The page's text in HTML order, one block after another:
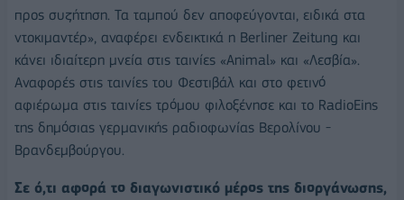
προς συζήτηση. Τα ταμπού δεν αποφεύγονται, ειδικά στα
ντοκιμαντέρ», αναφέρει ενδεικτικά η Berliner Zeitung και
κάνει ιδιαίτερη μνεία στις ταινίες «Animal» και «Λεσβία».
Αναφορές στις ταινίες του Φεστιβάλ και στο φετινό
αφιέρωμα στις ταινίες τρόμου φιλοξένησε και το RadioEins
της δημόσιας γερμανικής ραδιοφωνίας Βερολίνου -
Βρανδεμβούργου.
Σε ό,τι αφορά το διαγωνιστικό μέρος της διοργάνωσης,